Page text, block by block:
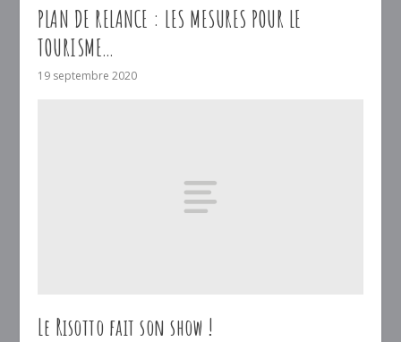
PLAN DE RELANCE : LES MESURES POUR LE
TOURISME…
19 septembre 2020
Le Risotto fait son show !